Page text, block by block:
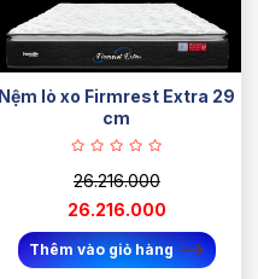
Nệm lò xo Firmrest Extra 29
cm
26.216.000
26.216.000
Thêm vào giỏ hàng